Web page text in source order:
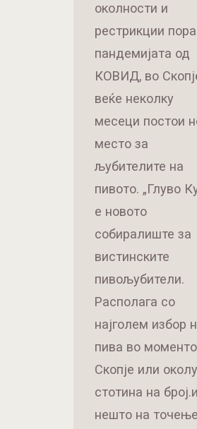
околности и
рестрикции
пандемијата од
КОВИД, во
веќе неколку
месеци постои
место за
љубителите на
пивото. „Глуво
е новото
собиралиште за
вистинските
пивољубители.
Располага со
најголем избор
пива во
Скопје или околу
стотина на број.и
нешто на